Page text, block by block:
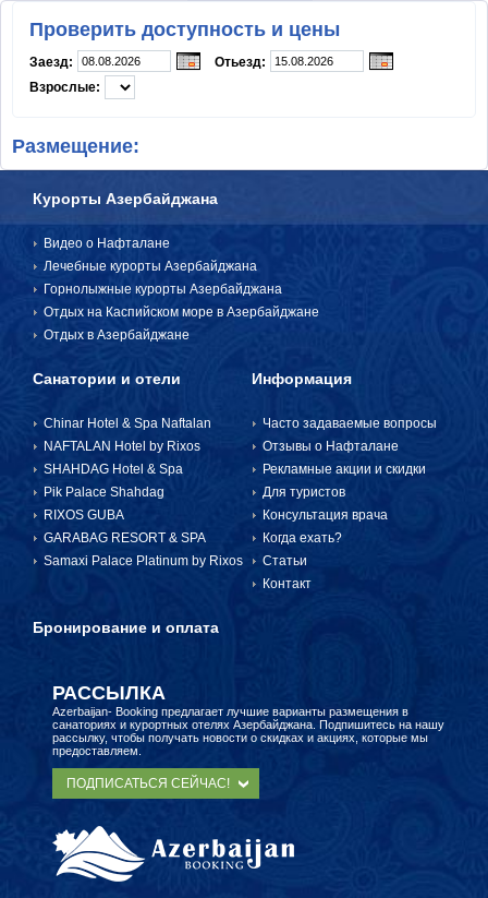
Отзывы о Нафталане
Рекламные акции и скидки
Консультация врача
Когда ехать?
Статьи
Отдых в Азербайджане на
море
БРОНЬ И ОПЛАТА
Проверить доступность и цены
Заезд:
Отьезд:
Взрослые:
Размещение:
Курорты Азербайджана
Видео о Нафталане
Лечебные курорты Азербайджана
Горнолыжные курорты Азербайджана
Отдых на Каспийском море в Азербайджане
Отдых в Азербайджане
Санатории и отели
Chinar Hotel & Spa Naftalan
NAFTALAN Hotel by Rixos
SHAHDAG Hotel & Spa
Pik Palace Shahdag
RIXOS GUBA
GARABAG RESORT & SPA
Samaxi Palace Platinum by Rixos
Информация
Часто задаваемые вопросы
Отзывы о Нафталане
Рекламные акции и скидки
Для туристов
Консультация врача
Когда ехать?
Статьи
Контакт
Бронирование и оплата
РАССЫЛКА
Azerbaijan- Booking предлагает лучшие варианты размещения в
санаториях и курортных отелях Азербайджана. Подпишитесь на нашу
рассылку, чтобы получать новости о скидках и акциях, которые мы
предоставляем.
ПОДПИСАТЬСЯ СЕЙЧАС!